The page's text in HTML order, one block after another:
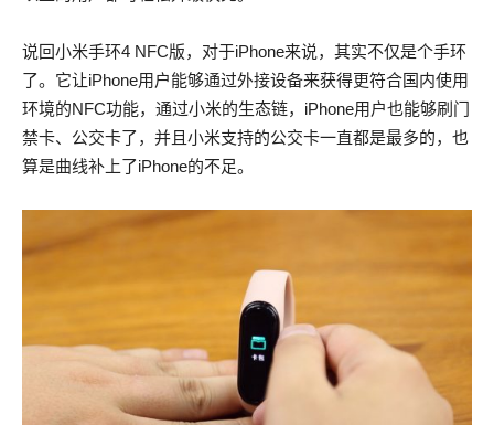
说回小米手环4 NFC版，对于iPhone来说，其实不仅是个手环
了。它让iPhone用户能够通过外接设备来获得更符合国内使用
环境的NFC功能，通过小米的生态链，iPhone用户也能够刷门
禁卡、公交卡了，并且小米支持的公交卡一直都是最多的，也
算是曲线补上了iPhone的不足。